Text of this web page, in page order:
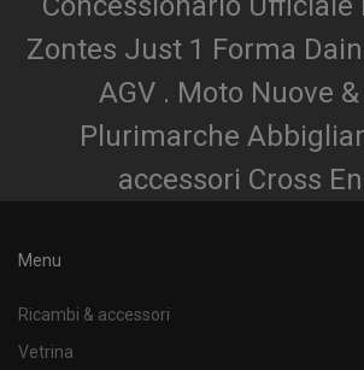
Zontes Just 1 Forma
AGV . Moto Nuove
Plurimarche
accessori Cross
Menu
Ricambi & accessori
Vetrina